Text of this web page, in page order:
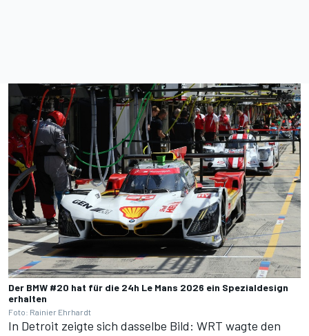
Der BMW #20 hat für die 24h Le Mans 2026 ein Spezialdesign
erhalten
Foto: Rainier Ehrhardt
In Detroit zeigte sich dasselbe Bild: WRT wagte den